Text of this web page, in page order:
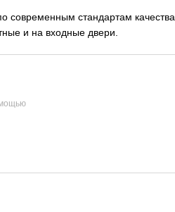
современным стандартам качества,
и на входные двери.